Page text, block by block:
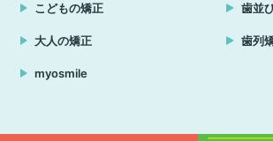
こどもの矯正
大人の矯正
myosmile
歯並
歯列